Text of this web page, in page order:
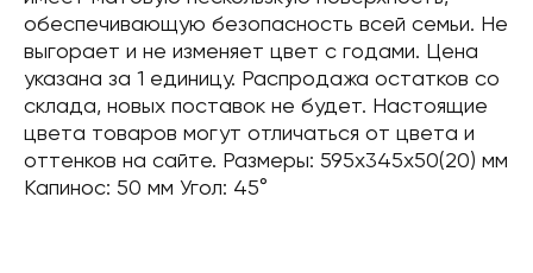
обеспечивающую безопасность всей семьи. Не
выгорает и не изменяет цвет с годами. Цена
указана за 1 единицу. Распродажа остатков со
склада, новых поставок не будет. Настоящие
цвета товаров могут отличаться от цвета и
оттенков на сайте. Размеры: 595x345x50(20) мм
Капинос: 50 мм Угол: 45°